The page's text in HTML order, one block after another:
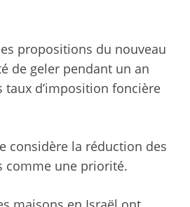
propositions du nouveau
de geler pendant un an
taux d’imposition foncière
considère la réduction des
comme une priorité.